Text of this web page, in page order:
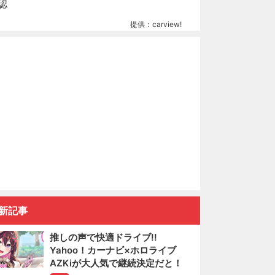
提供：carview!
記事
推しの声で快適ドライブ!!
Yahoo！カーナビ×ホロライブ
AZKiが大人気で継続決定だと！